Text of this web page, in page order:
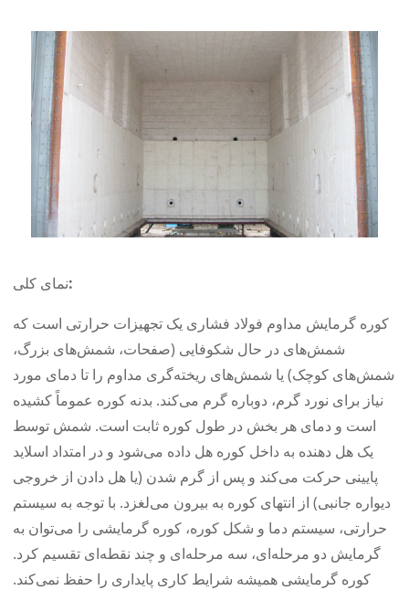
نمای کلی:
کوره گرمایش مداوم فولاد فشاری یک تجهیزات حرارتی است که
شمش‌های در حال شکوفایی (صفحات، شمش‌های بزرگ،
شمش‌های کوچک) یا شمش‌های ریخته‌گری مداوم را تا دمای مورد
نیاز برای نورد گرم، دوباره گرم می‌کند. بدنه کوره عموماً کشیده
است و دمای هر بخش در طول کوره ثابت است. شمش توسط
یک هل دهنده به داخل کوره هل داده می‌شود و در امتداد اسلاید
پایینی حرکت می‌کند و پس از گرم شدن (یا هل دادن از خروجی
دیواره جانبی) از انتهای کوره به بیرون می‌لغزد. با توجه به سیستم
حرارتی، سیستم دما و شکل کوره، کوره گرمایشی را می‌توان به
گرمایش دو مرحله‌ای، سه مرحله‌ای و چند نقطه‌ای تقسیم کرد.
کوره گرمایشی همیشه شرایط کاری پایداری را حفظ نمی‌کند.